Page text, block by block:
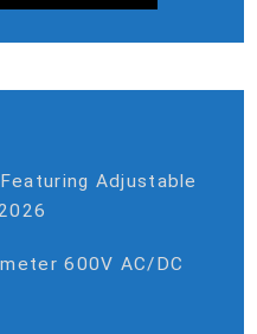
Adjustable
600V AC/DC